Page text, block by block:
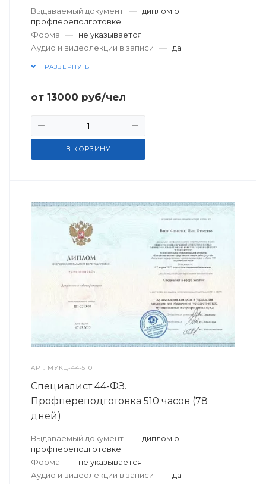
Выдаваемый документ —
диплом о
профпереподготовке
Форма
—
не указывается
Аудио и видеолекции в записи
— да
РАЗВЕРНУТЬ
от 13000 руб/чел
В КОРЗИНУ
АРТ. МУКЦ-44-510
Специалист 44-ФЗ.
Профпереподготовка 510 часов (78
дней)
Выдаваемый документ —
диплом о
профпереподготовке
Форма
—
не указывается
Аудио и видеолекции в записи
— да